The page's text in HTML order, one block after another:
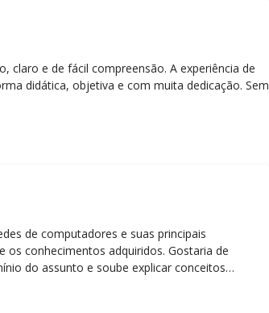
e de fácil compreensão. A experiência de
didática, objetiva e com muita dedicação. Sem
de computadores e suas principais
os conhecimentos adquiridos. Gostaria de
do assunto e soube explicar conceitos
Recomendo o curso para todos que